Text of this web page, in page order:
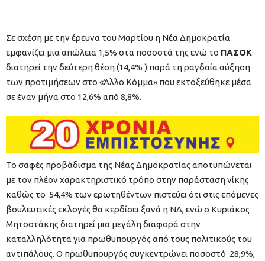
Σε σχέση με την έρευνα του Μαρτίου η Νέα Δημοκρατία
εμφανίζει μια απώλεια 1,5% στα ποσοστά της ενώ το ΠΑΣΟΚ
διατηρεί την δεύτερη θέση (14,4% ) παρά τη ραγδαία αύξηση
των προτιμήσεων στο «Άλλο Κόμμα» που εκτοξεύθηκε μέσα
σε έναν μήνα στο 12,6% από 8,8%.
Το σαφές προβάδισμα της Νέας Δημοκρατίας αποτυπώνεται
με τον πλέον χαρακτηριστικό τρόπο στην παράσταση νίκης
καθώς το 54,4% των ερωτηθέντων πιστεύει ότι στις επόμενες
βουλευτικές εκλογές θα κερδίσει ξανά η ΝΔ, ενώ ο Κυριάκος
Μητσοτάκης διατηρεί μια μεγάλη διαφορά στην
καταλληλότητα για πρωθυπουργός από τους πολιτικούς του
αντιπάλους. Ο πρωθυπουργός συγκεντρώνει ποσοστό 28,9%,